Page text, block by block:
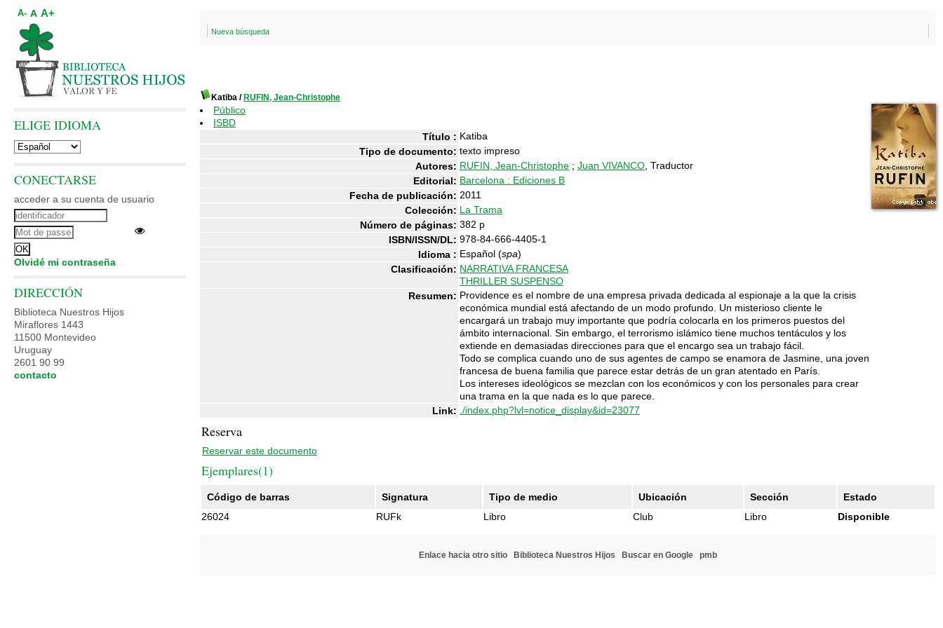
Nueva búsqueda
Katiba / RUFIN, Jean-Christophe
Público
ISBD
Título : Katiba
Tipo de documento: texto impreso
Autores: RUFIN, Jean-Christophe ; Juan VIVANCO , Traductor
Editorial: Barcelona : Ediciones B
Fecha de publicación: 2011
Colección: La Trama
Número de páginas: 382 p
ISBN/ISSN/DL: 978-84-666-4405-1
Idioma : Español (spa)
Clasificación: NARRATIVA FRANCESA
THRILLER SUSPENSO
Resumen: Providence es el nombre de una empresa privada dedicada al espionaje a la que la crisis
económica mundial está afectando de un modo profundo. Un misterioso cliente le
encargará un trabajo muy importante que podría colocarla en los primeros puestos del
ámbito internacional. Sin embargo, el terrorismo islámico tiene muchos tentáculos y los
extiende en demasiadas direcciones para que el encargo sea un trabajo fácil.
Todo se complica cuando uno de sus agentes de campo se enamora de Jasmine, una joven
francesa de buena familia que parece estar detrás de un gran atentado en París.
Los intereses ideológicos se mezclan con los económicos y con los personales para crear
una trama en la que nada es lo que parece.
Link: ./index.php?lvl=notice_display&id=23077
Reserva
Reservar este documento
Ejemplares(1)
Código de barras Signatura Tipo de medio Ubicación Sección
Estado
26024
RUFk Libro Club Libro Disponible
Enlace hacia otro sitio Biblioteca Nuestros Hijos Buscar en Google pmb
A- A A+
ELIGE IDIOMA
CONECTARSE
acceder a su cuenta de usuario
Olvidé mi contraseña
DIRECCIÓN
Biblioteca Nuestros Hijos
Miraflores 1443
11500 Montevideo
Uruguay
2601 90 99
contacto